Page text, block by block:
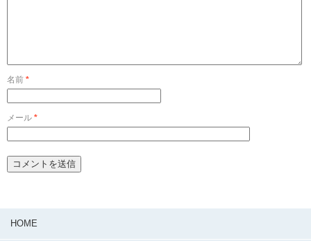
名前 *
メール *
HOME